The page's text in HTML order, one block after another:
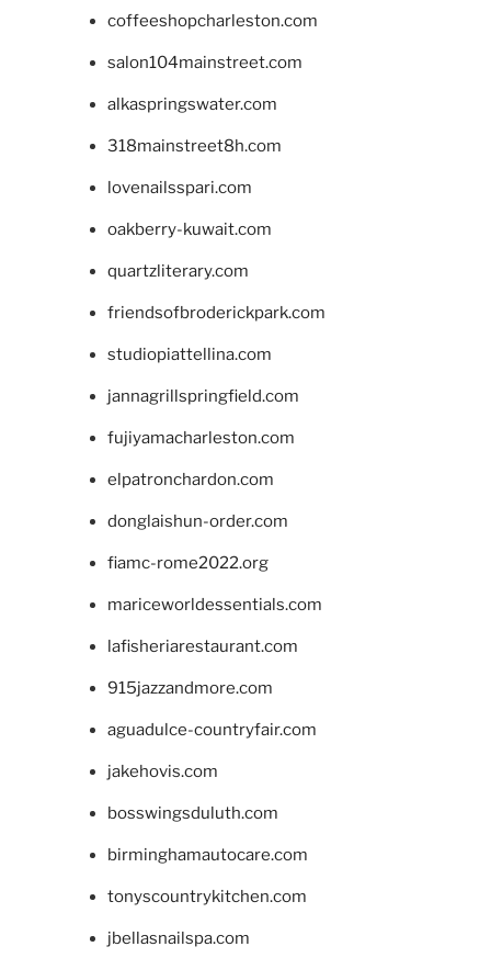
coffeeshopcharleston.com
salon104mainstreet.com
alkaspringswater.com
318mainstreet8h.com
lovenailsspari.com
oakberry-kuwait.com
quartzliterary.com
friendsofbroderickpark.com
studiopiattellina.com
jannagrillspringfield.com
fujiyamacharleston.com
elpatronchardon.com
donglaishun-order.com
fiamc-rome2022.org
mariceworldessentials.com
lafisheriarestaurant.com
915jazzandmore.com
aguadulce-countryfair.com
jakehovis.com
bosswingsduluth.com
birminghamautocare.com
tonyscountrykitchen.com
jbellasnailspa.com